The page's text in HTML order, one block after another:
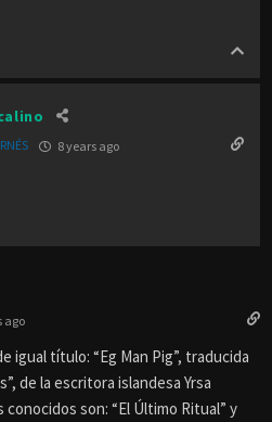
8 years ago
ago
igual título: “Eg Man Pig”, traducida
de la escritora islandesa Yrsa
son: “El Último Ritual” y